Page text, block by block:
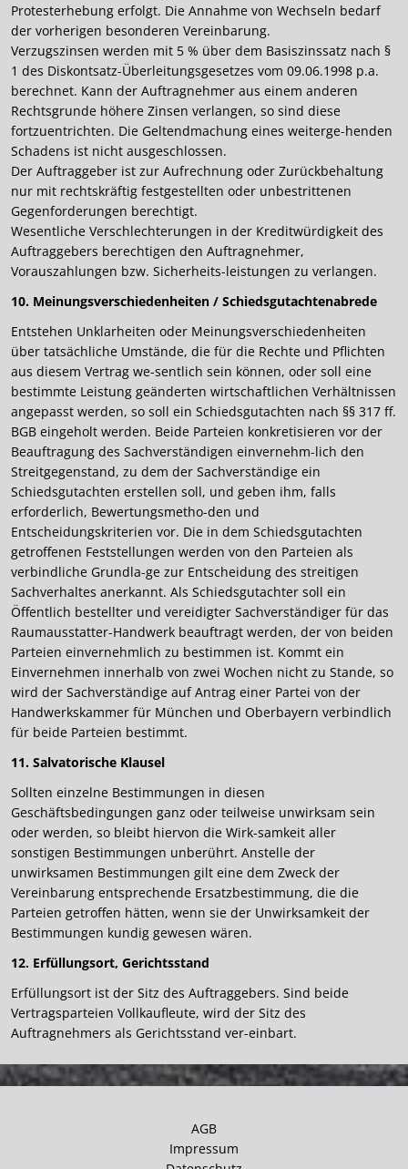
Protesterhebung erfolgt. Die Annahme von Wechseln bedarf
der vorherigen besonderen Vereinbarung.
Verzugszinsen werden mit 5 % über dem Basiszinssatz nach §
1 des Diskontsatz-Überleitungsgesetzes vom 09.06.1998 p.a.
berechnet. Kann der Auftragnehmer aus einem anderen
Rechtsgrunde höhere Zinsen verlangen, so sind diese
fortzuentrichten. Die Geltendmachung eines weiterge-henden
Schadens ist nicht ausgeschlossen.
Der Auftraggeber ist zur Aufrechnung oder Zurückbehaltung
nur mit rechtskräftig festgestellten oder unbestrittenen
Gegenforderungen berechtigt.
Wesentliche Verschlechterungen in der Kreditwürdigkeit des
Auftraggebers berechtigen den Auftragnehmer,
Vorauszahlungen bzw. Sicherheits-leistungen zu verlangen.
10. Meinungsverschiedenheiten / Schiedsgutachtenabrede
Entstehen Unklarheiten oder Meinungsverschiedenheiten
über tatsächliche Umstände, die für die Rechte und Pflichten
aus diesem Vertrag we-sentlich sein können, oder soll eine
bestimmte Leistung geänderten wirtschaftlichen Verhältnissen
angepasst werden, so soll ein Schiedsgutachten nach §§ 317 ff.
BGB eingeholt werden. Beide Parteien konkretisieren vor der
Beauftragung des Sachverständigen einvernehm-lich den
Streitgegenstand, zu dem der Sachverständige ein
Schiedsgutachten erstellen soll, und geben ihm, falls
erforderlich, Bewertungsmetho-den und
Entscheidungskriterien vor. Die in dem Schiedsgutachten
getroffenen Feststellungen werden von den Parteien als
verbindliche Grundla-ge zur Entscheidung des streitigen
Sachverhaltes anerkannt. Als Schiedsgutachter soll ein
Öffentlich bestellter und vereidigter Sachverständiger für das
Raumausstatter-Handwerk beauftragt werden, der von beiden
Parteien einvernehmlich zu bestimmen ist. Kommt ein
Einvernehmen innerhalb von zwei Wochen nicht zu Stande, so
wird der Sachverständige auf Antrag einer Partei von der
Handwerkskammer für München und Oberbayern verbindlich
für beide Parteien bestimmt.
11. Salvatorische Klausel
Sollten einzelne Bestimmungen in diesen
Geschäftsbedingungen ganz oder teilweise unwirksam sein
oder werden, so bleibt hiervon die Wirk-samkeit aller
sonstigen Bestimmungen unberührt. Anstelle der
unwirksamen Bestimmungen gilt eine dem Zweck der
Vereinbarung entsprechende Ersatzbestimmung, die die
Parteien getroffen hätten, wenn sie der Unwirksamkeit der
Bestimmungen kundig gewesen wären.
12. Erfüllungsort, Gerichtsstand
Erfüllungsort ist der Sitz des Auftraggebers. Sind beide
Vertragsparteien Vollkaufleute, wird der Sitz des
Auftragnehmers als Gerichtsstand ver-einbart.
AGB
Impressum